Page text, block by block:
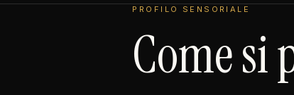
PROFILO SENSORIALE
Come si